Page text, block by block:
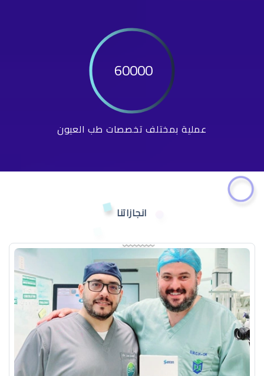
60000
عملية بمختلف تخصصات طب العيون
انجازاتنا